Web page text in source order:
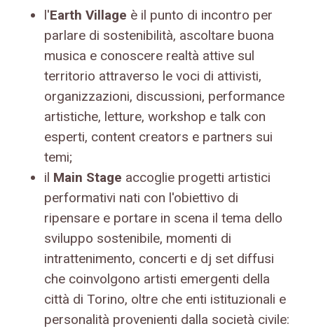
l'Earth Village è il punto di incontro per
parlare di sostenibilità, ascoltare buona
musica e conoscere realtà attive sul
territorio attraverso le voci di attivisti,
organizzazioni, discussioni, performance
artistiche, letture, workshop e talk con
esperti, content creators e partners sui
temi;
il Main Stage accoglie progetti artistici
performativi nati con l'obiettivo di
ripensare e portare in scena il tema dello
sviluppo sostenibile, momenti di
intrattenimento, concerti e dj set diffusi
che coinvolgono artisti emergenti della
città di Torino, oltre che enti istituzionali e
personalità provenienti dalla società civile: